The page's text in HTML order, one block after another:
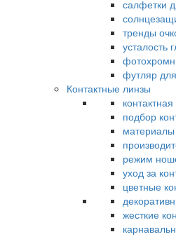
салфетки
тренды
усталость
футляр
Контактные линзы
подбор
материалы
режим
уход за
цветные
жесткие